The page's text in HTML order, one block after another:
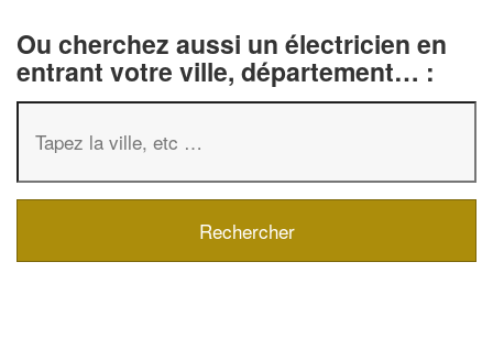
Ou cherchez aussi un électricien en
entrant votre ville, département… :